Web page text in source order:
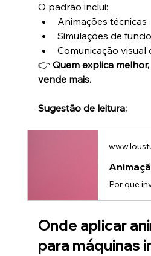
O padrão inclui:
Animações técnicas
Simulações de
Comunicação visual
👉 Quem explica
vende mais.
Sugestão de leitura:
Onde aplicar
para máquinas